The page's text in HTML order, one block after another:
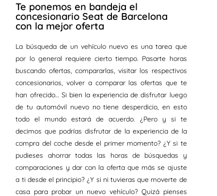
Te ponemos en bandeja el
concesionario Seat de Barcelona
con la mejor oferta
La búsqueda de un vehículo nuevo es una tarea que
por lo general requiere cierto tiempo. Pasarte horas
buscando ofertas, compararlas, visitar los respectivos
concesionarios, volver a comparar las ofertas que te
han ofrecido… Si bien la experiencia de disfrutar luego
de tu automóvil nuevo no tiene desperdicio, en esto
todo el mundo estará de acuerdo. ¿Pero y si te
decimos que podrías disfrutar de la experiencia de la
compra del coche desde el primer momento? ¿Y si te
pudieses ahorrar todas las horas de búsquedas y
comparaciones y dar con la oferta que más se ajuste
a ti desde el principio? ¿Y si ni tuvieras que moverte de
casa para probar un nuevo vehículo? Quizá pienses